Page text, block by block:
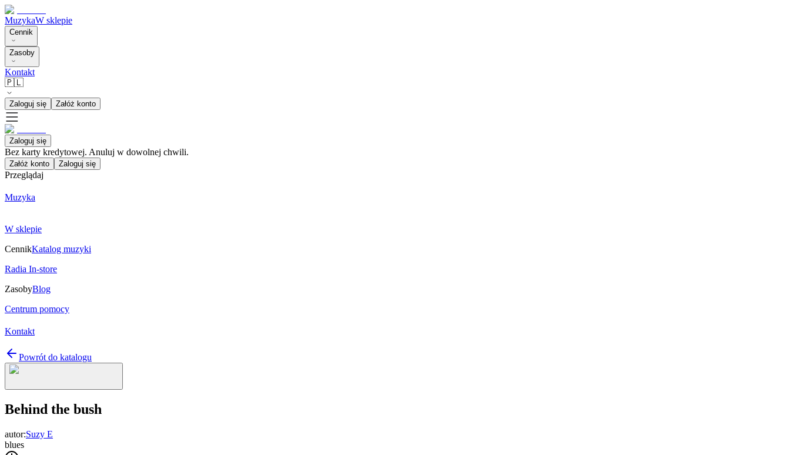
MuzykaW sklepie
Cennik
Zasoby
Kontakt
🇵🇱
Zaloguj się Załóż konto
Zaloguj się
Bez karty kredytowej. Anuluj w dowolnej chwili.
Załóż konto Zaloguj się
Przeglądaj
Muzyka
W sklepie
CennikKatalog muzyki
Radia In-store
ZasobyBlog
Centrum pomocy
Kontakt
Powrót do katalogu
Behind the bush
autor:Suzy E
blues